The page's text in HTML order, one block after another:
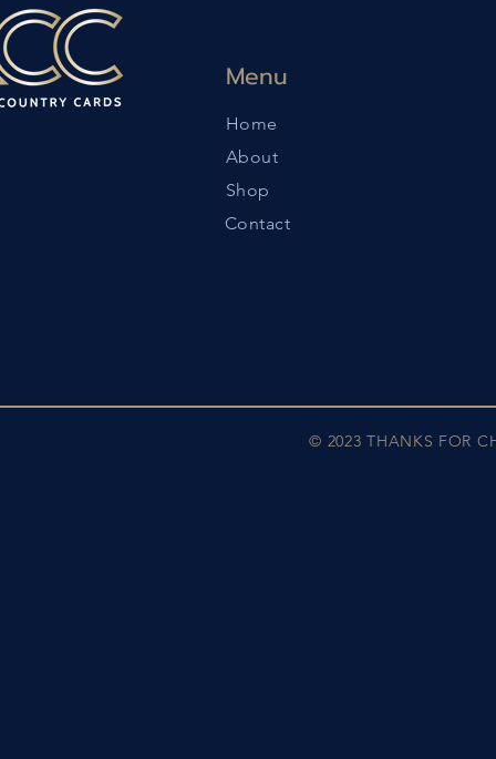
Menu
Home
About
Shop
Contact
© 2023 THANKS FOR